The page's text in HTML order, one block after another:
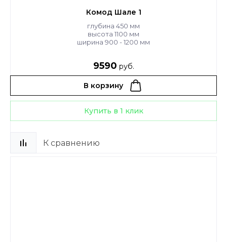
Комод Шале 1
глубина 450 мм
высота 1100 мм
ширина 900 - 1200 мм
9590 руб.
В корзину
Купить в 1 клик
К сравнению